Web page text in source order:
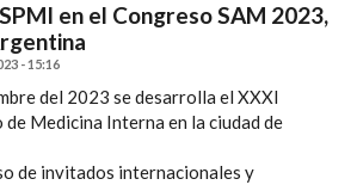
en el Congreso SAM 2023,
- 15:16
del 2023 se desarrolla el XXXI
Medicina Interna en la ciudad de
de invitados internacionales y